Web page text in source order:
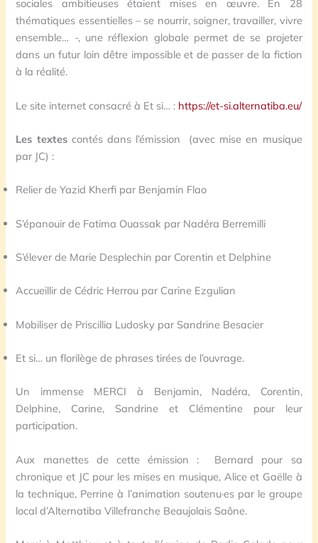
sociales ambitieuses étaient mises en œuvre. En 28
thématiques essentielles – se nourrir, soigner, travailler, vivre
ensemble… -, une réflexion globale permet de se projeter
dans un futur loin dêtre impossible et de passer de la fiction
à la réalité.
Le site internet consacré à Et si… : https://et-si.alternatiba.eu/
Les textescontés dans l’émission (avec mise en musique
par JC) :
Relier de Yazid Kherfi par Benjamin Flao
S’épanouir de Fatima Ouassak par Nadéra Berremilli
S’élever de Marie Desplechin par Corentin et Delphine
Accueillir de Cédric Herrou par Carine Ezgulian
Mobiliser de Priscillia Ludosky par Sandrine Besacier
Et si… un florilège de phrases tirées de l’ouvrage.
Un immense MERCI à Benjamin, Nadéra, Corentin,
Delphine, Carine, Sandrine et Clémentine pour leur
participation.
Aux manettes de cette émission : Bernard pour sa
chronique et JC pour les mises en musique, Alice et Gaëlle à
la technique, Perrine à l’animation soutenu·es par le groupe
local d’Alternatiba Villefranche Beaujolais Saône.